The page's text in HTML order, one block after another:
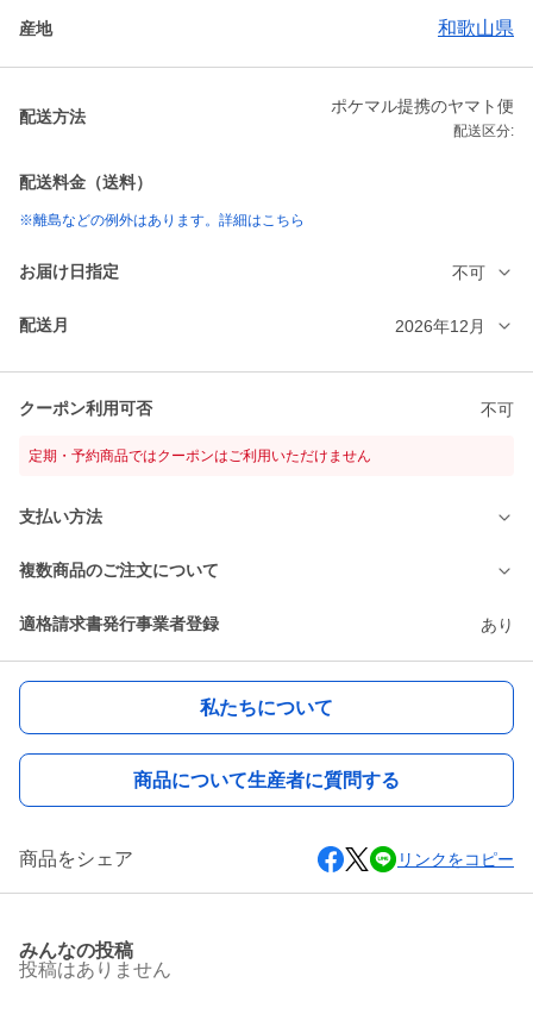
産地 和歌山県
配送方法
ポケマル提携のヤマト便
配送区分:
配送料金（送料）
※離島などの例外はあります。詳細はこちら
お届け日指定 不可
配送月 2026年12月
クーポン利用可否 不可
定期・予約商品ではクーポンはご利用いただけません
支払い方法
複数商品のご注文について
適格請求書発行事業者登録 あり
私たちについて
商品について生産者に質問する
商品をシェア リンクをコピー
みんなの投稿
投稿はありません